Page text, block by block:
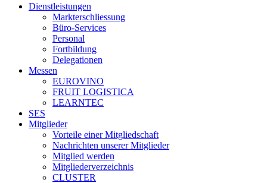
Dienstleistungen
Markterschliessung
Büro-Services
Personal
Fortbildung
Delegationen
Messen
EUROVINO
FRUIT LOGISTICA
LEARNTEC
SES
Mitglieder
Vorteile einer Mitgliedschaft
Nachrichten unserer Mitglieder
Mitglied werden
Mitgliederverzeichnis
CLUSTER